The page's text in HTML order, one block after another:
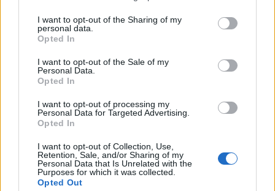
I want to opt-out of the Sharing of my
personal data.
Opted In
I want to opt-out of the Sale of my
Personal Data.
Opted In
I want to opt-out of processing my
Personal Data for Targeted Advertising.
Opted In
I want to opt-out of Collection, Use,
Retention, Sale, and/or Sharing of my
Personal Data that Is Unrelated with the
Purposes for which it was collected.
Opted Out
ΣΥΜΒΟΥΛΕΣ ΕΙΔΙΚΩΝ
Αρτηριακή πίεση: Τα καθημερινά λάθη
καταλαβαίνουμε
Αρτηριακή πίεση: Τα καθημερινά λάθη που